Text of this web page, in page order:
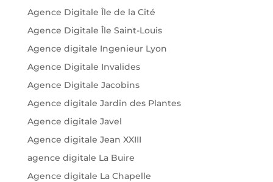
Agence Digitale Île de la Cité
Agence Digitale Île Saint-Louis
Agence digitale Ingenieur Lyon
Agence Digitale Invalides
Agence Digitale Jacobins
Agence digitale Jardin des Plantes
Agence digitale Javel
Agence digitale Jean XXIII
agence digitale La Buire
Agence digitale La Chapelle